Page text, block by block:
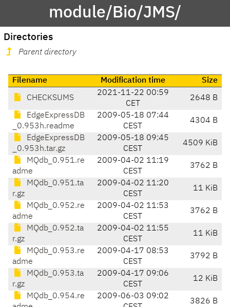
module/Bio/JMS/
Directories
Parent directory
Filename Modification time Size
CHECKSUMS
2021-11-22 00:59
CET
2648 B
EdgeExpressDB
_0.953h.readme
2009-05-18 07:44
CEST
4304 B
EdgeExpressDB
_0.953h.tar.gz
2009-05-18 09:45
CEST
4509 KiB
MQdb_0.951.re
adme
2009-04-02 11:19
CEST
3762 B
MQdb_0.951.ta
r.gz
2009-04-02 11:20
CEST
11 KiB
MQdb_0.952.re
adme
2009-04-02 11:53
CEST
3762 B
MQdb_0.952.ta
r.gz
2009-04-02 11:55
CEST
11 KiB
MQdb_0.953.re
adme
2009-04-17 08:53
CEST
3792 B
MQdb_0.953.ta
r.gz
2009-04-17 09:06
CEST
12 KiB
MQdb_0.954.re
2009-06-03 09:02
3826 B